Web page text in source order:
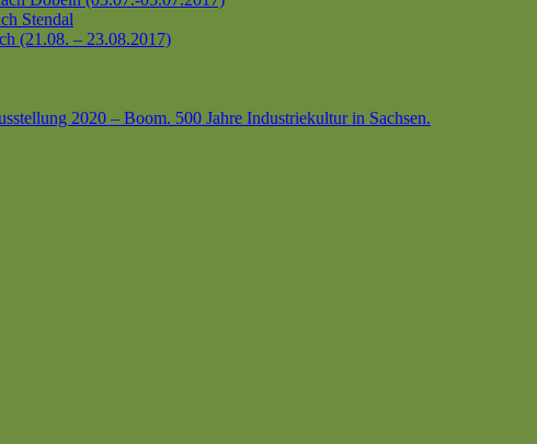
Stendal
(21.08. – 23.08.2017)
2020 – Boom. 500 Jahre Industriekultur in Sachsen.